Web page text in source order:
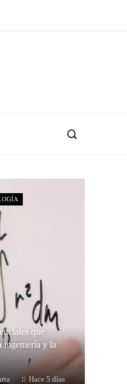
que
ingeniería y la
Hace 5 días